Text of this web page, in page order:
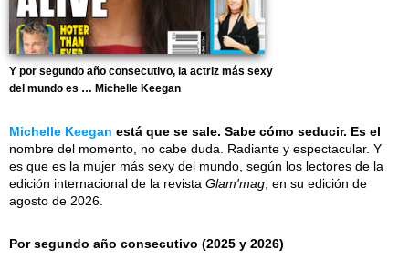
Y por segundo año consecutivo, la actriz más sexy
del mundo es … Michelle Keegan
Michelle Keegan está que se sale. Sabe cómo seducir. Es el
nombre del momento, no cabe duda. Radiante y espectacular. Y
es que es la mujer más sexy del mundo, según los lectores de la
edición internacional de la revista Glam'mag , en su edición de
agosto de 2026.
Por segundo año consecutivo (2025 y 2026)